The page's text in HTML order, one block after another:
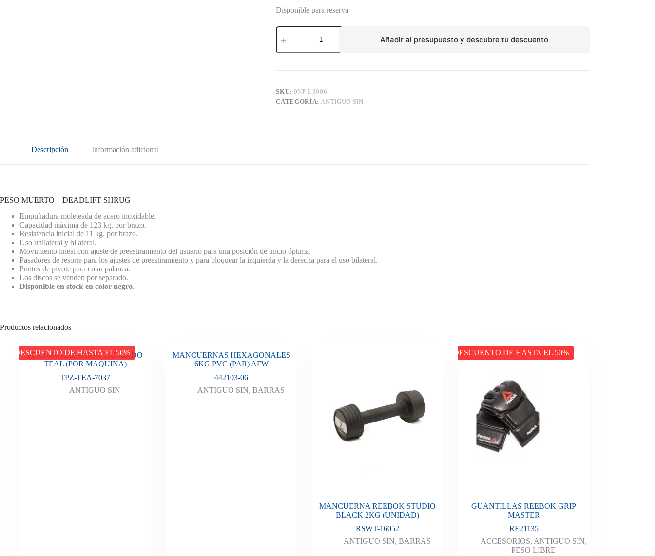
Disponible para reserva
PESO
MUERTO
DEADLIFT
Añadir al presupuesto y descubre tu descuento
SKU: 9NP-L3006
CATEGORÍA:ANTIGUO SIN
Descripción Información adicional
PESO MUERTO – DEADLIFT SHRUG
Empuñadura moleteada de acero inoxidable.
Capacidad máxima de 123 kg. por brazo.
Resistencia inicial de 11 kg. por brazo.
Uso unilateral y bilateral.
Movimiento lineal con ajuste de preestiramiento del usuario para una posición de inicio óptima.
Pasadores de resorte para los ajustes de preestiramiento y para bloquear la izquierda y la derecha para el uso bilateral.
Puntos de pivote para crear palanca.
Los discos se venden por separado.
Disponible en stock en color negro.
Productos relacionados
DESCUENTO DE HASTA EL 50%
PERSONALIZACION TAPIZADO
TEAL (POR MAQUINA)
TPZ-TEA-7037
ANTIGUO SIN
MANCUERNAS HEXAGONALES
6KG PVC (PAR) AFW
442103-06
ANTIGUO SIN,BARRAS
MANCUERNA REEBOK STUDIO
BLACK 2KG (UNIDAD)
RSWT-16052
ANTIGUO SIN,BARRAS
DESCUENTO DE HASTA EL 50%
GUANTILLAS REEBOK GRIP
MASTER
RE21135
ACCESORIOS, ANTIGUO SIN,
PESO LIBRE